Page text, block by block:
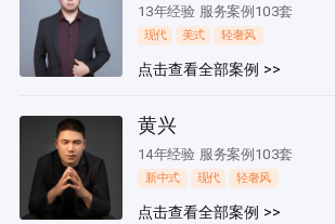
13年经验 服务案例103套
现代 美式 轻奢风
点击查看全部案例 >>
黄兴
14年经验 服务案例103套
新中式 现代 轻奢风
点击查看全部案例 >>